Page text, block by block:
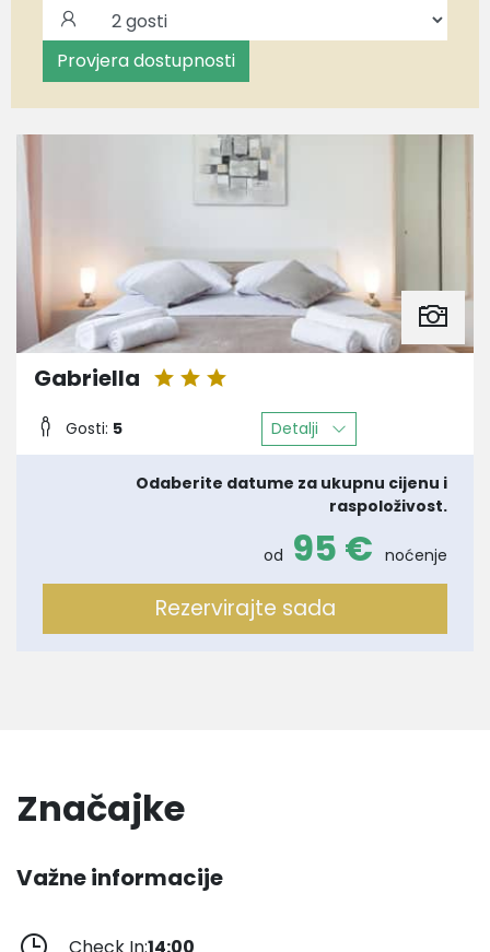
Provjera dostupnosti
Gabriella
Gosti: 5 Detalji
Odaberite datume za ukupnu cijenu i
raspoloživost.
od 95 € noćenje
Rezervirajte sada
Značajke
Važne informacije